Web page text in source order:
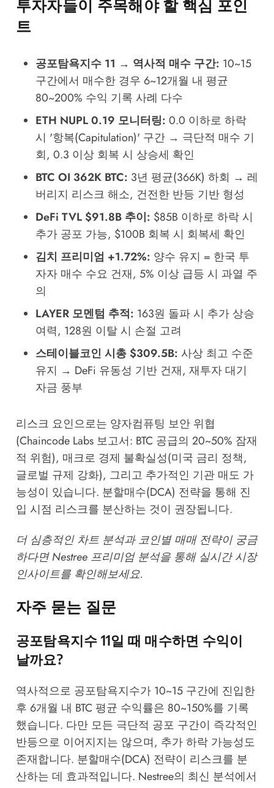
투자자들이 주목해야 할 핵심 포인
트
공포탐욕지수 11 → 역사적 매수 구간: 10~15
구간에서 매수한 경우 6~12개월 내 평균
80~200% 수익 기록 사례 다수
ETH NUPL 0.19 모니터링: 0.0 이하로 하락
시 '항복(Capitulation)' 구간 → 극단적 매수 기
회, 0.3 이상 회복 시 상승세 확인
BTC OI 362K BTC: 3년 평균(366K) 하회 → 레
버리지 리스크 해소, 건전한 반등 기반 형성
DeFi TVL $91.8B 추이: $85B 이하로 하락 시
추가 공포 가능, $100B 회복 시 회복세 확인
김치 프리미엄 +1.72%: 양수 유지 = 한국 투
자자 매수 수요 건재, 5% 이상 급등 시 과열 주
의
LAYER 모멘텀 추적: 163원 돌파 시 추가 상승
여력, 128원 이탈 시 손절 고려
스테이블코인 시총 $309.5B: 사상 최고 수준
유지 → DeFi 유동성 기반 건재, 재투자 대기
자금 풍부
리스크 요인으로는 양자컴퓨팅 보안 위협
(Chaincode Labs 보고서: BTC 공급의 20~50% 잠재
적 위험), 매크로 경제 불확실성(미국 금리 정책,
글로벌 규제 강화), 그리고 추가적인 기관 매도 가
능성이 있습니다. 분할매수(DCA) 전략을 통해 진
입 시점 리스크를 분산하는 것이 권장됩니다.
더 심층적인 차트 분석과 코인별 매매 전략이 궁금
하다면Nestree 프리미엄 분석을 통해 실시간 시장
인사이트를 확인해보세요.
자주 묻는 질문
공포탐욕지수 11일 때 매수하면 수익이
날까요?
역사적으로 공포탐욕지수가 10~15 구간에 진입한
후 6개월 내 BTC 평균 수익률은 80~150%를 기록
했습니다. 다만 모든 극단적 공포 구간이 즉각적인
반등으로 이어지지는 않으며, 추가 하락 가능성도
존재합니다. 분할매수(DCA) 전략이 리스크를 분
산하는 데 효과적입니다. Nestree의 최신 분석에서